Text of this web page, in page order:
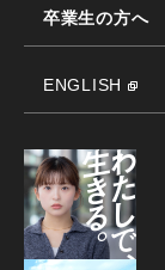
卒業生の方へ
ENGLISH